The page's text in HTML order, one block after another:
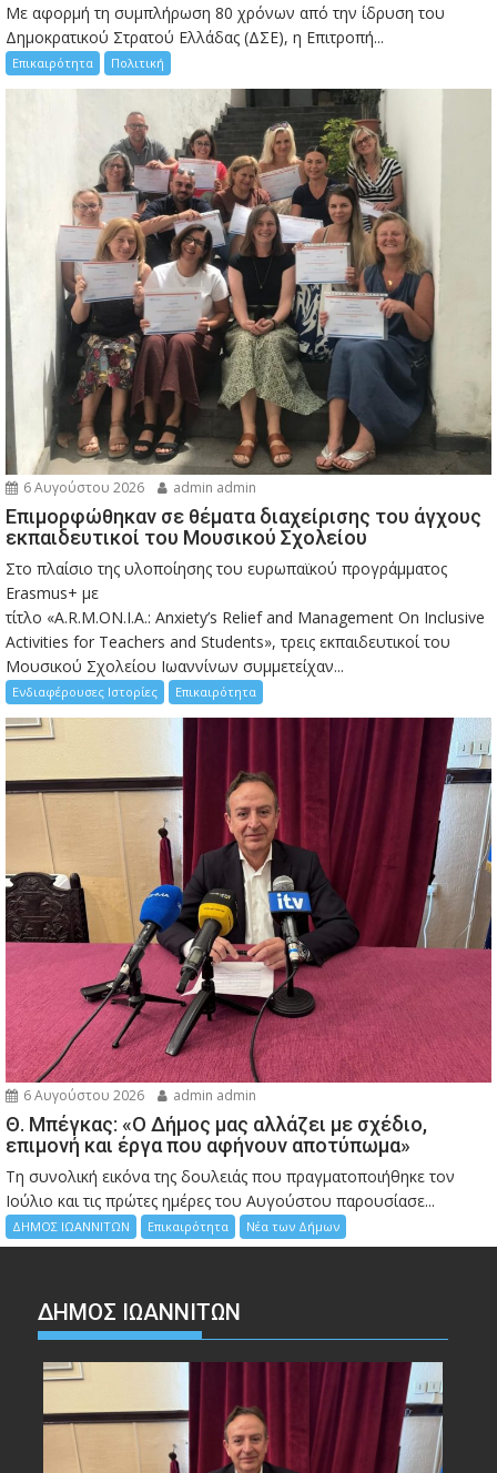
Με αφορμή τη συμπλήρωση 80 χρόνων από την ίδρυση του
Δημοκρατικού Στρατού Ελλάδας (ΔΣΕ), η Επιτροπή...
Επικαιρότητα Πολιτική
6 Αυγούστου 2026 admin admin
Eπιμορφώθηκαν σε θέματα διαχείρισης του άγχους
εκπαιδευτικοί του Μουσικού Σχολείου
Στο πλαίσιο της υλοποίησης του ευρωπαϊκού προγράμματος
Erasmus+ με
τίτλο «A.R.M.ON.I.A.: Anxiety’s Relief and Management On Inclusive
Activities for Teachers and Students», τρεις εκπαιδευτικοί του
Μουσικού Σχολείου Ιωαννίνων συμμετείχαν...
Ενδιαφέρουσες Ιστορίες Επικαιρότητα
6 Αυγούστου 2026 admin admin
Θ. Μπέγκας: «Ο Δήμος μας αλλάζει με σχέδιο,
επιμονή και έργα που αφήνουν αποτύπωμα»
Τη συνολική εικόνα της δουλειάς που πραγματοποιήθηκε τον
Ιούλιο και τις πρώτες ημέρες του Αυγούστου παρουσίασε...
ΔΗΜΟΣ ΙΩΑΝΝΙΤΩΝ Επικαιρότητα Νέα των Δήμων
ΔΗΜΟΣ ΙΩΑΝΝΙΤΩΝ